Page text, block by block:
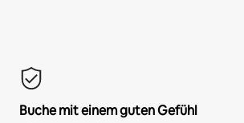
Buche mit einem guten Gefühl